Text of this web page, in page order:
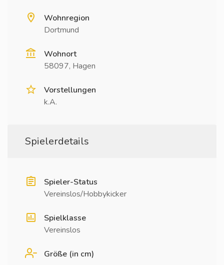
Wohnregion
Dortmund
Wohnort
58097, Hagen
Vorstellungen
k.A.
Spielerdetails
Spieler-Status
Vereinslos/Hobbykicker
Spielklasse
Vereinslos
Größe (in cm)